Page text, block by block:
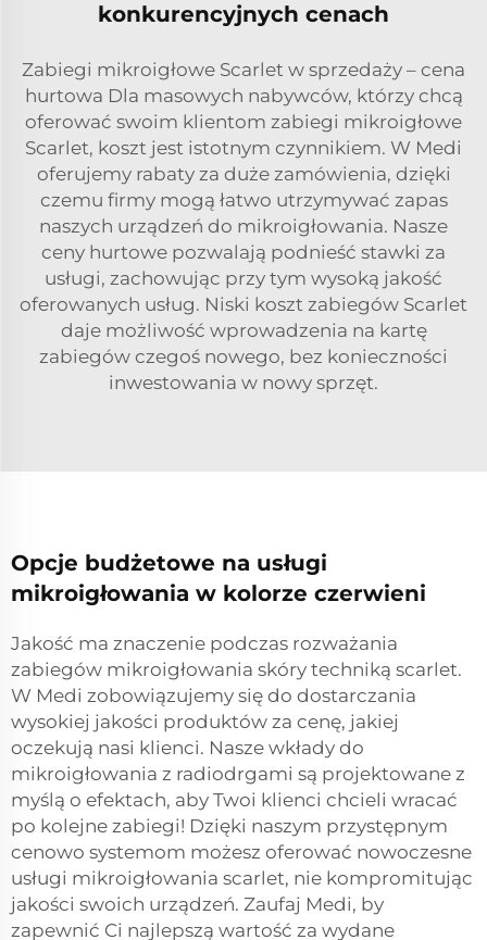
konkurencyjnych cenach
Zabiegi mikroigłowe Scarlet w sprzedaży – cena
hurtowa Dla masowych nabywców, którzy chcą
oferować swoim klientom zabiegi mikroigłowe
Scarlet, koszt jest istotnym czynnikiem. W Medi
oferujemy rabaty za duże zamówienia, dzięki
czemu firmy mogą łatwo utrzymywać zapas
naszych urządzeń do mikroigłowania. Nasze
ceny hurtowe pozwalają podnieść stawki za
usługi, zachowując przy tym wysoką jakość
oferowanych usług. Niski koszt zabiegów Scarlet
daje możliwość wprowadzenia na kartę
zabiegów czegoś nowego, bez konieczności
inwestowania w nowy sprzęt.
Opcje budżetowe na usługi
mikroigłowania w kolorze czerwieni
Jakość ma znaczenie podczas rozważania
zabiegów mikroigłowania skóry techniką scarlet.
W Medi zobowiązujemy się do dostarczania
wysokiej jakości produktów za cenę, jakiej
oczekują nasi klienci. Nasze wkłady do
mikroigłowania z radiodrgami są projektowane z
myślą o efektach, aby Twoi klienci chcieli wracać
po kolejne zabiegi! Dzięki naszym przystępnym
cenowo systemom możesz oferować nowoczesne
usługi mikroigłowania scarlet, nie kompromitując
jakości swoich urządzeń. Zaufaj Medi, by
zapewnić Ci najlepszą wartość za wydane